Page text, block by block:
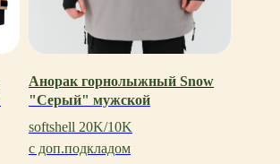
Анорак горнолыжный Snow
"Серый" мужской
softshell 20K/10K
с доп.подкладом
+ 7 923 345 01 70